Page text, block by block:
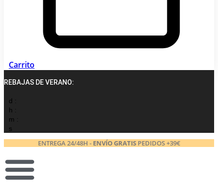
Carrito
REBAJAS DE VERANO:
d :
h :
m :
s
ENTREGA 24/48H - ENVÍO GRATISPEDIDOS +39€